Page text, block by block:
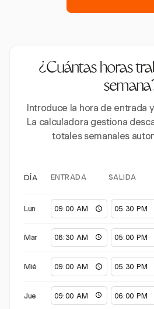
¿Cuántas horas
Introduce la hora de entrada
La calculadora gestiona
totales semanales
DÍA ENTRADA SALIDA
Lun
Mar
Mié
Jue